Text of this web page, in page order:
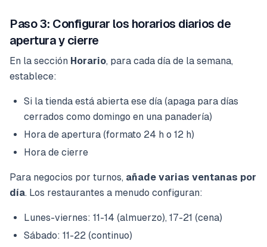
Paso 3: Configurar los horarios diarios de
apertura y cierre
En la sección Horario, para cada día de la semana,
establece:
Si la tienda está abierta ese día (apaga para días
cerrados como domingo en una panadería)
Hora de apertura (formato 24 h o 12 h)
Hora de cierre
Para negocios por turnos, añade varias ventanas por
día. Los restaurantes a menudo configuran:
Lunes-viernes: 11-14 (almuerzo), 17-21 (cena)
Sábado: 11-22 (continuo)